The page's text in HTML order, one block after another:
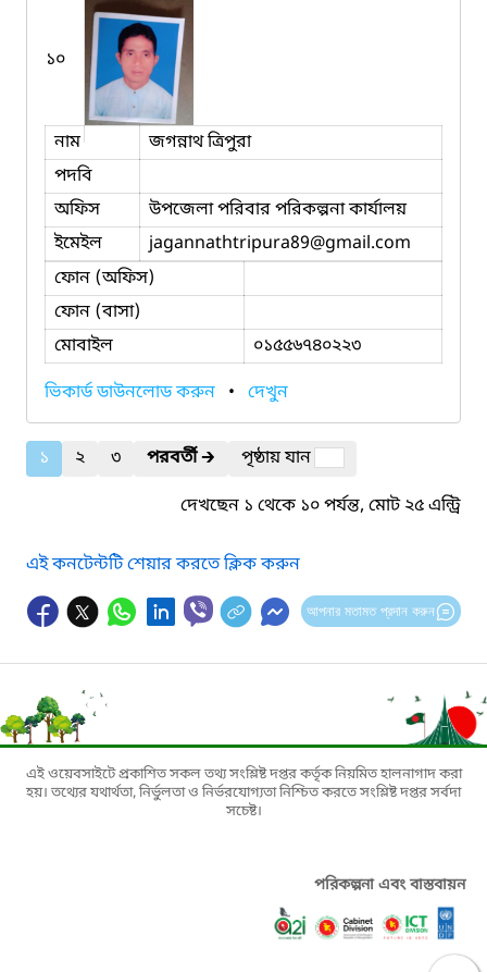
১০
নাম
জগন্নাথ ত্রিপুরা
পদবি
অফিস
উপজেলা পরিবার পরিকল্পনা কার্যালয়
ইমেইল
jagannathtripura89@gmail.com
ফোন (অফিস)
ফোন (বাসা)
মোবাইল
০১৫৫৬৭৪০২২৩
ভিকার্ড ডাউনলোড করুন • দেখুন
১ ২ ৩ পরবর্তী🡲
পৃষ্ঠায় যান
দেখছেন ১ থেকে ১০ পর্যন্ত, মোট ২৫ এন্ট্রি
এই কনটেন্টটি শেয়ার করতে ক্লিক করুন
আপনার মতামত প্রদান করুন
এই ওয়েবসাইটে প্রকাশিত সকল তথ্য সংশ্লিষ্ট দপ্তর কর্তৃক নিয়মিত হালনাগাদ করা
হয়। তথ্যের যথার্থতা, নির্ভুলতা ও নির্ভরযোগ্যতা নিশ্চিত করতে সংশ্লিষ্ট দপ্তর সর্বদা
সচেষ্ট।
পরিকল্পনা এবং বাস্তবায়ন